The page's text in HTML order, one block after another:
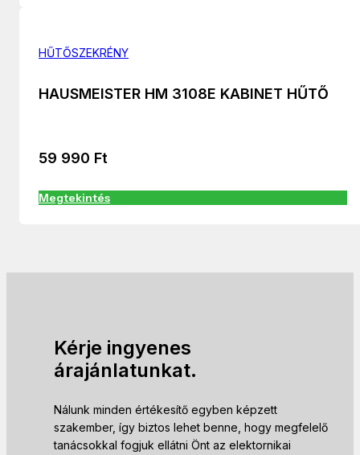
HŰTŐSZEKRÉNY
HAUSMEISTER HM 3108E KABINET HŰTŐ
59 990 Ft
Megtekintés
Kérje ingyenes
árajánlatunkat.
Nálunk minden értékesítő egyben képzett
szakember, így biztos lehet benne, hogy megfelelő
tanácsokkal fogjuk ellátni Önt az elektornikai